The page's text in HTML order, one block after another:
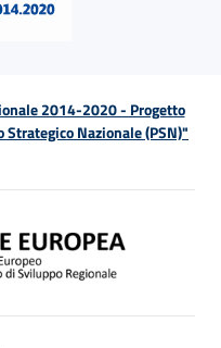
2014-2020 - Progetto
Nazionale (PSN)"